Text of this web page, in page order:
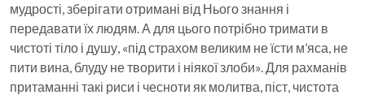
мудрості, зберігати отримані від Нього знання і
передавати їх людям. А для цього потрібно тримати в
чистоті тіло і душу, «під страхом великим не їсти м’яса, не
пити вина, блуду не творити і ніякої злоби». Для рахманів
притаманні такі риси і чесноти як молитва, піст, чистота